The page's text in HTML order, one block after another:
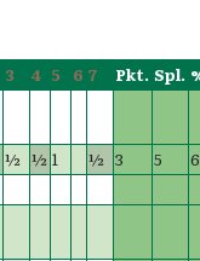
3 4 5 6 7 Pkt. Spl.
½ ½ 1 ½ 3 5